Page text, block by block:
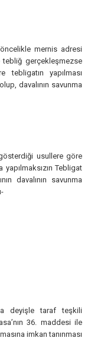
mernis adresi
gerçekleşmezse
yapılması
davalının savunma
usullere göre
Tebligat
davalının savunma
deyişle taraf teşkili
36. maddesi ile
imkan tanınması